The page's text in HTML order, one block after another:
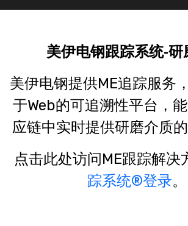
美伊电钢跟踪系统-研
美伊电钢提供ME追踪服务
于Web的可追溯性平台，
应链中实时提供研磨介质的
点击此处访问ME跟踪解决
踪系统®登录。